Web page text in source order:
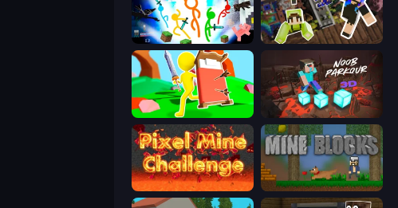
Stickman Epic Only Up Craft
Bed Wars Noob Parkour 3D
Pixel Mine Challenge Mine Blocks